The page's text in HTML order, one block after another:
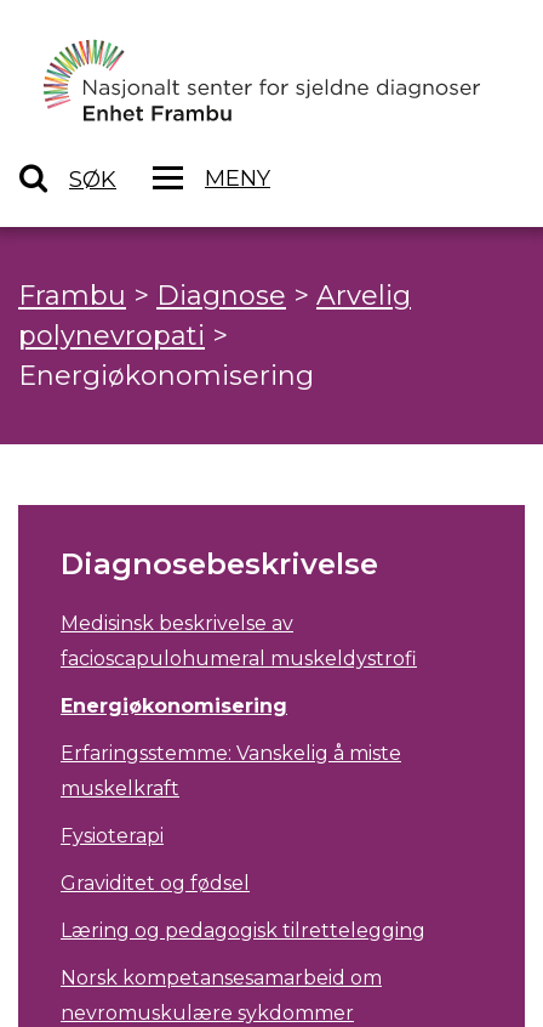
SØK MENY
Frambu > Diagnose > Arvelig
polynevropati >
Energiøkonomisering
Diagnosebeskrivelse
Medisinsk beskrivelse av
facioscapulohumeral muskeldystrofi
Energiøkonomisering
Erfaringsstemme: Vanskelig å miste
muskelkraft
Fysioterapi
Graviditet og fødsel
Læring og pedagogisk tilrettelegging
Norsk kompetansesamarbeid om
nevromuskulære sykdommer